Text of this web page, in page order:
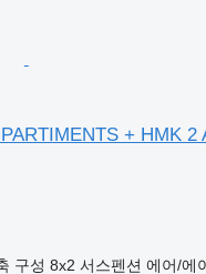
+ HMK 2
구성 8x2 서스펜션 에어/에